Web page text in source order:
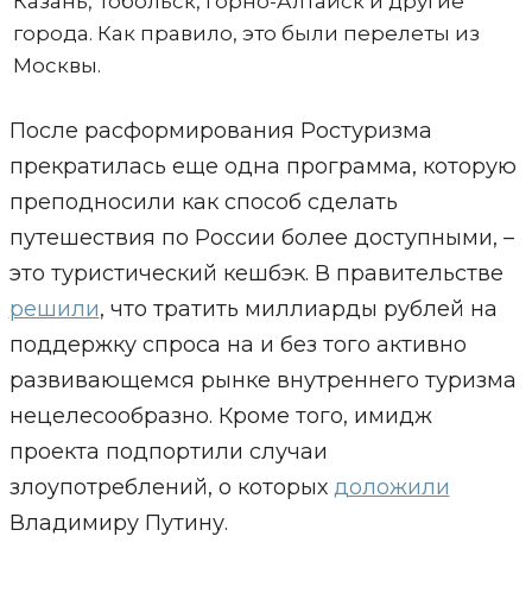
города. Как правило, это были перелеты из
Москвы.
После расформирования Ростуризма
прекратилась еще одна программа, которую
преподносили как способ сделать
путешествия по России более доступными, –
это туристический кешбэк. В правительстве
решили, что тратить миллиарды рублей на
поддержку спроса на и без того активно
развивающемся рынке внутреннего туризма
нецелесообразно. Кроме того, имидж
проекта подпортили случаи
злоупотреблений, о которых доложили
Владимиру Путину.